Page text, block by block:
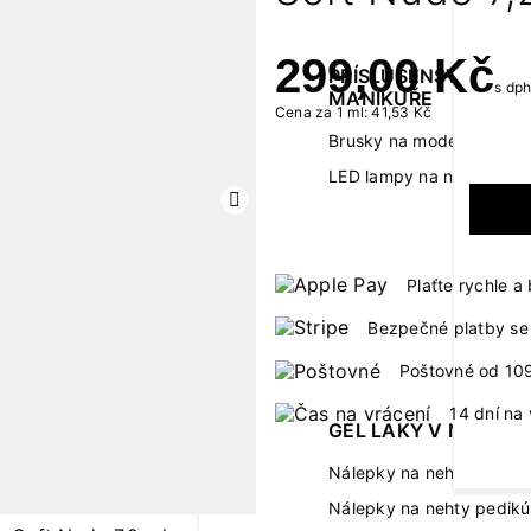
PŘÍSLUŠENSTVÍ K
MANIKÚŘE
Brusky na modeláž nehtů
LED lampy na nehty
GEL LAKY V NÁLEPCE
Nálepky na nehty
Nálepky na nehty
Další
299,00 Kčs dph
Cena za 1 ml: 41,53 Kč
Plaťte rychle a
Bezpečné platby
Poštovné od
14 dní na